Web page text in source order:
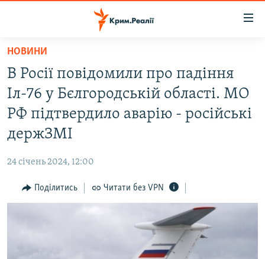
Перейти
основного
матеріалу
Перейти
до
основної
Перейти
пошуку
ВІДЕО ТА ФОТО
ПОЛІТИКА
ІНТЕРВ'Ю
НОВИНИ
В Росії повідомили про падіння
Іл-76 у Бєлгородській області. МО
РФ підтвердило аварію - російські
держЗМІ
24 січень 2024, 12:00
Поділитись Читати без VPN